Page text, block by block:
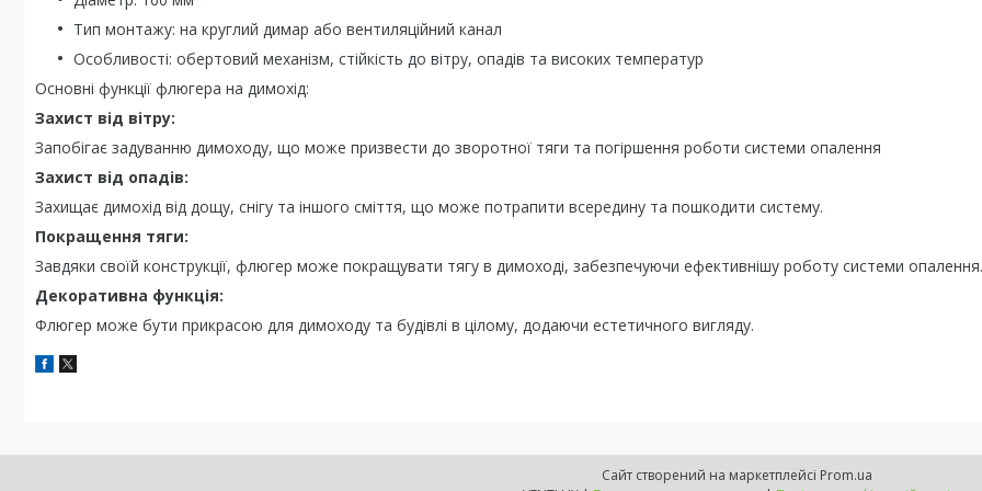
Тип монтажу: на круглий димар або вентиляційний канал
Особливості: обертовий механізм, стійкість до вітру, опадів та високих температур
Основні функції флюгера на димохід:
Захист від вітру:
Запобігає задуванню димоходу, що може призвести до зворотної тяги та погіршення роботи системи опалення
Захист від опадів:
Захищає димохід від дощу, снігу та іншого сміття, що може потрапити всередину та пошкодити систему.
Покращення тяги:
Завдяки своїй конструкції, флюгер може покращувати тягу в димоході, забезпечуючи ефективнішу роботу системи опалення.
Декоративна функція:
Флюгер може бути прикрасою для димоходу та будівлі в цілому, додаючи естетичного вигляду.
Сайт створений на маркетплейсі Prom.ua